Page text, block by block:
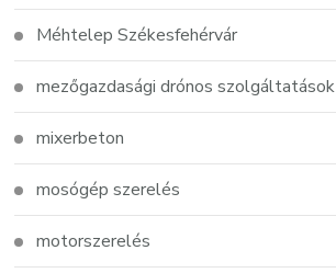
Méhtelep Székesfehérvár
mezőgazdasági drónos szolgáltatások
mixerbeton
mosógép szerelés
motorszerelés